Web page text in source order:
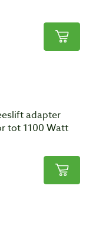
adapter
tot 1100 Watt